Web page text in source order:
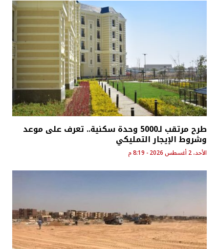
طرح مرتقب لـ5000 وحدة سكنية.. تعرف على موعد
وشروط الإيجار التمليكي
الأحد، 2 أغسطس 2026 - 8:19 م